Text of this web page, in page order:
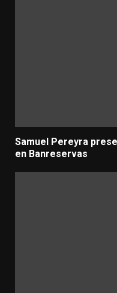
Samuel Pereyra
en Banreservas